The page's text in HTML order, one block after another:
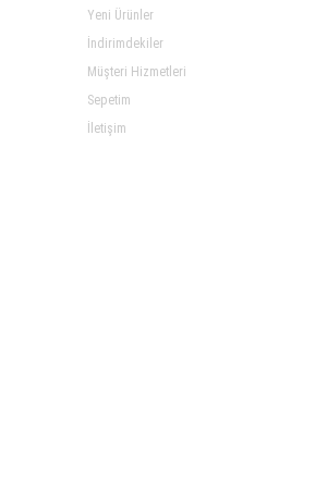
Yeni Ürünler
İndirimdekiler
Müşteri Hizmetleri
Sepetim
İletişim